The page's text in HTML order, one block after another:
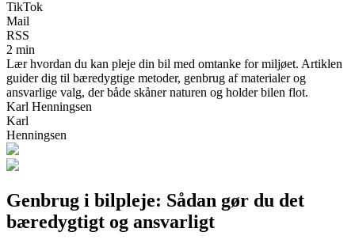
TikTok
Mail
RSS
2 min
Lær hvordan du kan pleje din bil med omtanke for miljøet. Artiklen
guider dig til bæredygtige metoder, genbrug af materialer og
ansvarlige valg, der både skåner naturen og holder bilen flot.
Karl Henningsen
Karl
Henningsen
Genbrug i bilpleje: Sådan gør du det
bæredygtigt og ansvarligt